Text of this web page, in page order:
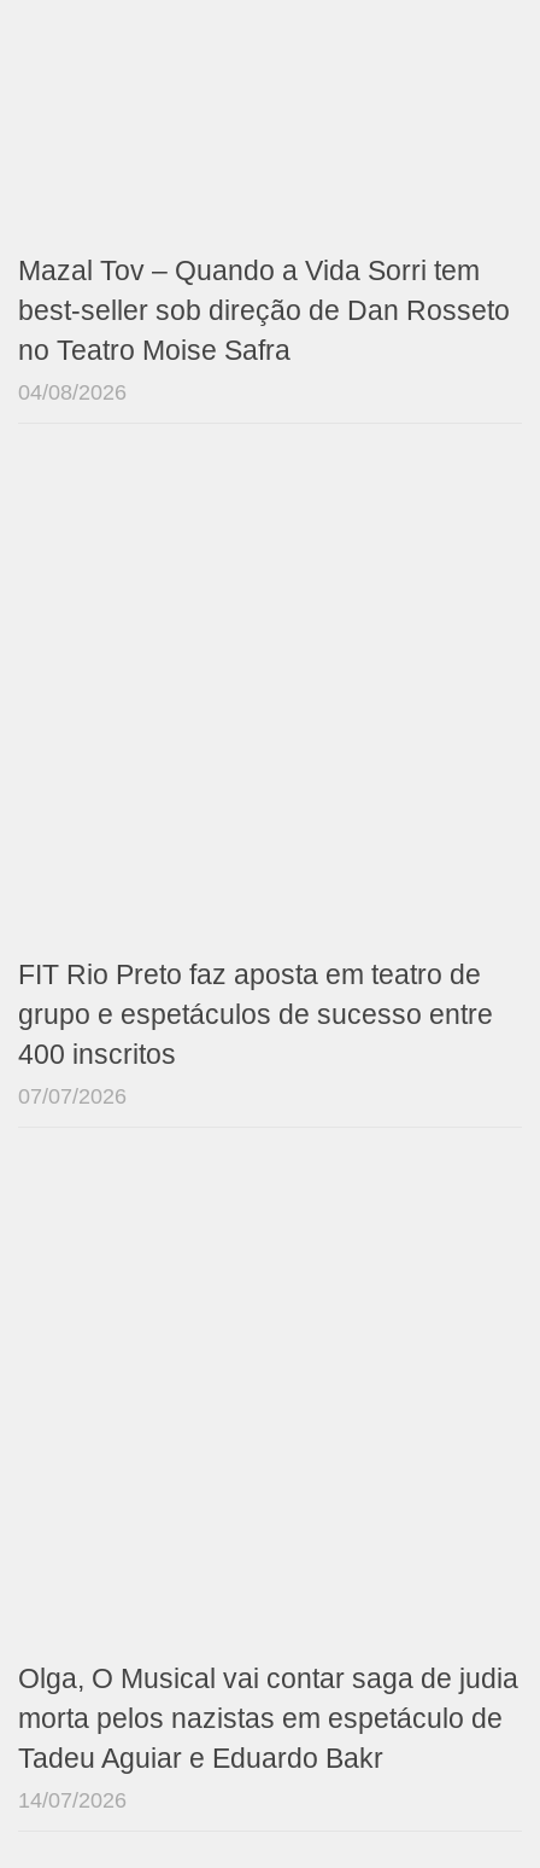
Mazal Tov – Quando a Vida Sorri tem
best-seller sob direção de Dan Rosseto
no Teatro Moise Safra
04/08/2026
FIT Rio Preto faz aposta em teatro de
grupo e espetáculos de sucesso entre
400 inscritos
07/07/2026
Olga, O Musical vai contar saga de judia
morta pelos nazistas em espetáculo de
Tadeu Aguiar e Eduardo Bakr
14/07/2026